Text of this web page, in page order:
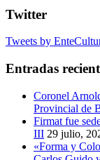
Twitter
Tweets by
Entradas
Coronel
Provincial de
Firmat fue
III 29 julio,
«Forma y